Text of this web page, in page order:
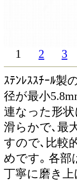
1 2 3
ｽﾃﾝﾚｽｽﾁｰﾙ製
径が最小
連なった形
滑らかで､最
すので､比較
めです｡ 各部
丁寧に磨き